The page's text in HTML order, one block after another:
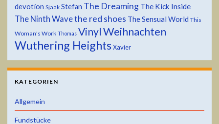
devotion Sjaak Stefan The Dreaming The Kick Inside
The Ninth Wavethe red shoes The Sensual World This
Woman's Work Thomas VinylWeihnachten
Wuthering Heights Xavier
KATEGORIEN
Allgemein
Fundstücke